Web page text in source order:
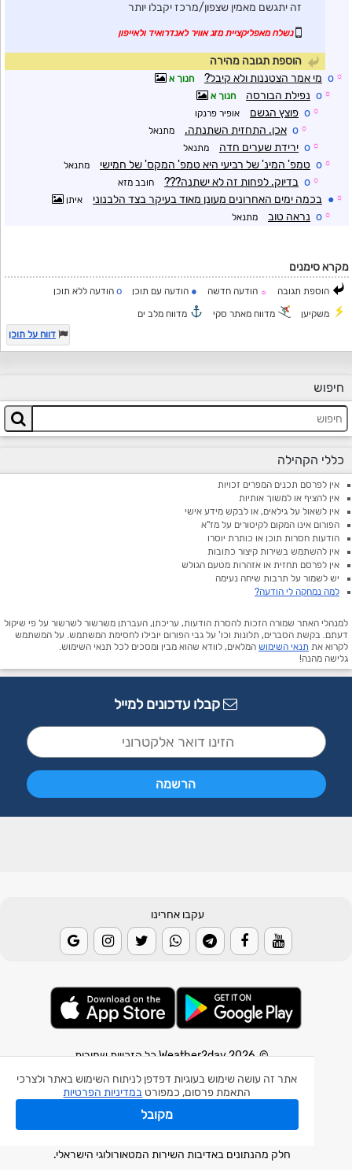
אתר זה עושה שימוש בעוגיות דפדפן לניתוח השימוש באתר ולצרכי
התאמת פרסום, כמפורט במדיניות הפרטיות
מקובל
זה יתגשם מאמין שצפון/מרכז יקבלו יותר
נשלח מאפליקציית מזג אוויר לאנדרואיד ולאייפון
הוספת תגובה מהירה
☼
o מי אמר הצטננות ולא קיבל? חנוך א
☼
o נפילת הבורסה חנוך א
☼
o פוצץ הגשם אופיר פרנקו
☼
o אכן. התחזית השתנתה. מתנאל
☼
o ירידת שערים חדה מתנאל
☼
o טמפ' המינ' של רביעי היא טמפ' המקס' של חמישי מתנאל
☼
o בדיוק. לפחות זה לא ישתנה??? חובב מזא
☼
● בכמה ימים האחרונים מעונן מאוד בעיקר בצד הלבנוני איתן
☼
o נראה טוב מתנאל
מקרא סימנים
הוספת תגובה ☼ הודעה חדשה ● הודעה עם תוכן o הודעה ללא תוכן
משקיען מדווח מאתר סקי
מדווח מלב ים
דווח על תוכן
חיפוש
כללי הקהילה
אין לפרסם תכנים המפרים זכויות
אין להציף או למשוך אותיות
אין לשאול על גילאים, או לבקש מידע אישי
הפורום אינו המקום לקיטורים על מז"א
הודעות חסרות תוכן או כותרת יוסרו
אין להשתמש בשירות קיצור כתובות
אין לפרסם תחזית או אזהרות מטעם הגולש
יש לשמור על תרבות שיחה נעימה
למה נמחקה לי הודעה?
למנהלי האתר שמורה הזכות להסרת הודעות, עריכתן, העברתן משרשור לשרשור על פי שיקול
דעתם. בקשת הסברים, תלונות וכו' על גבי הפורום יובילו לחסימת המשתמש. על המשתמש
לקרוא את תנאי השימוש המלאים, לוודא שהוא מבין ומסכים לכל תנאי השימוש.
גלישה מהנה!
קבלו עדכונים למייל
עקבו אחרינו
© 2026 Weather2day כל הזכויות שמורות
אפליקצית מזג אוויר
אפליקצית מכ"ם גשם
חלק מהנתונים באדיבות השירות המטאורולוגי הישראלי.